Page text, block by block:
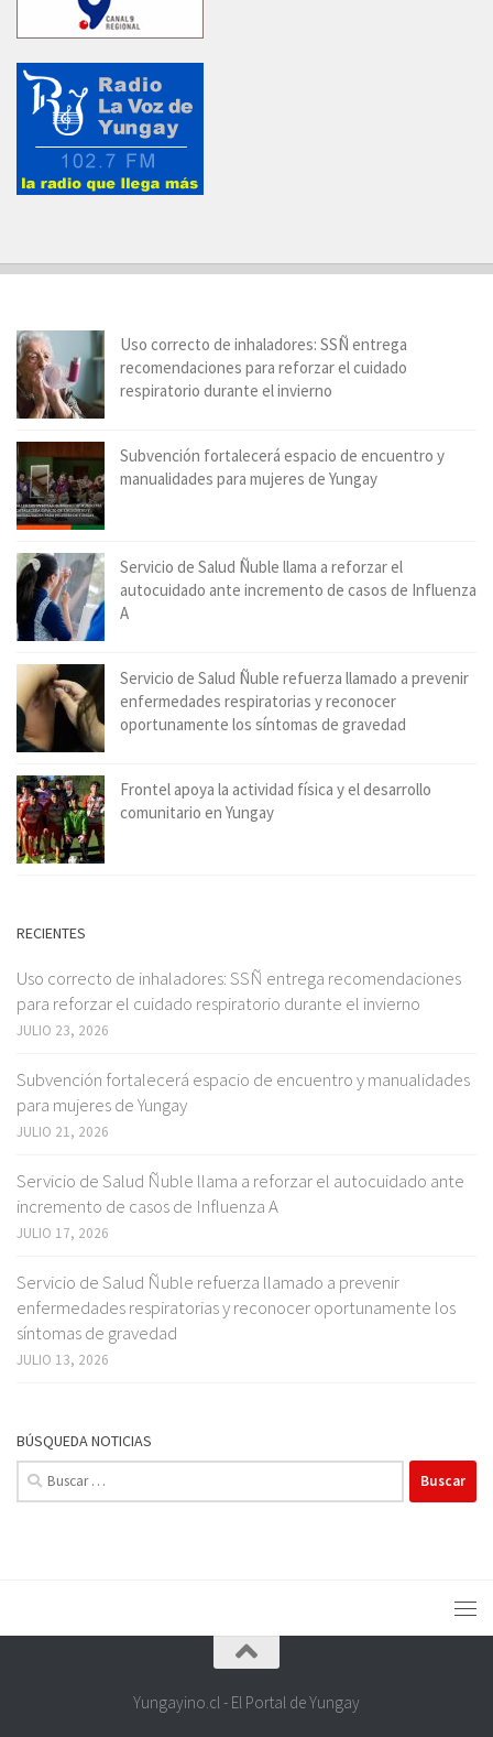
Uso correcto de inhaladores: SSÑ entrega
recomendaciones para reforzar el cuidado
respiratorio durante el invierno
Subvención fortalecerá espacio de encuentro y
manualidades para mujeres de Yungay
Servicio de Salud Ñuble llama a reforzar el
autocuidado ante incremento de casos de Influenza
A
Servicio de Salud Ñuble refuerza llamado a prevenir
enfermedades respiratorias y reconocer
oportunamente los síntomas de gravedad
Frontel apoya la actividad física y el desarrollo
comunitario en Yungay
RECIENTES
Uso correcto de inhaladores: SSÑ entrega recomendaciones
para reforzar el cuidado respiratorio durante el invierno
JULIO 23, 2026
Subvención fortalecerá espacio de encuentro y manualidades
para mujeres de Yungay
JULIO 21, 2026
Servicio de Salud Ñuble llama a reforzar el autocuidado ante
incremento de casos de Influenza A
JULIO 17, 2026
Servicio de Salud Ñuble refuerza llamado a prevenir
enfermedades respiratorias y reconocer oportunamente los
síntomas de gravedad
JULIO 13, 2026
BÚSQUEDA NOTICIAS
Buscar:
Yungayino.cl - El Portal de Yungay